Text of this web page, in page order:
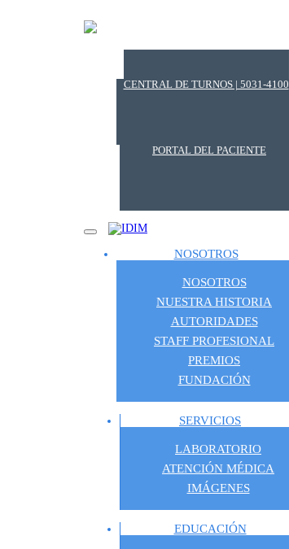
CENTRAL DE TURNOS | 5031-4100
PORTAL DEL PACIENTE
NOSOTROS
NOSOTROS
NUESTRA HISTORIA
AUTORIDADES
STAFF PROFESIONAL
PREMIOS
FUNDACIÓN
SERVICIOS
LABORATORIO
ATENCIÓN MÉDICA
IMÁGENES
EDUCACIÓN